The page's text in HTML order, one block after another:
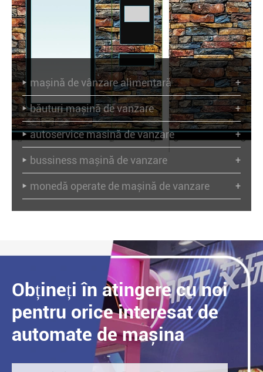
 mașină de vânzare alimentară +
 băuturi mașină de vanzare +
 autoservice masină de vanzare +
 bussiness mașină de vanzare +
 monedă operate de mașină de vanzare +
Obțineți în atingere cu noi
pentru orice interesat de
automate de mașina